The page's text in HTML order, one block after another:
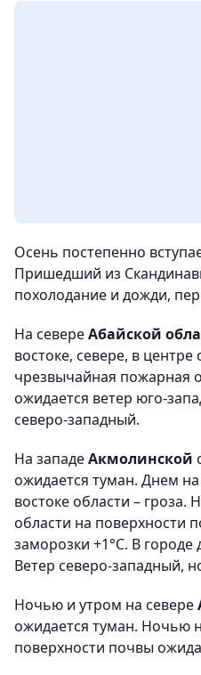
Осень постепенно
Пришедший из
похолодание и дожди,
На севереАбайской
востоке, севере, в центре
чрезвычайная пожарная
ожидается ветер юго-
северо-западный.
На западеАкмолинской
ожидается туман. Днем
востоке области – гроза.
области на поверхности
заморозки +1°С. В городе
Ветер северо-западный,
Ночью и утром на севере
ожидается туман. Ночью
поверхности почвы